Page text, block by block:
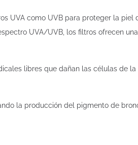
UVA como UVB para proteger la
UVA/UVB, los filtros ofrecen
libres que dañan las células de
la producción del pigmento de